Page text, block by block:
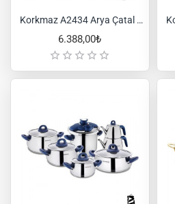
Korkmaz A2434 Arya Çatal Kaşık Takımı 72 Parça
6.388,00₺